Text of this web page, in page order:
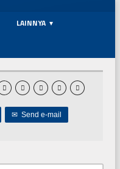
LAINNYA
    
✉ Send e-mail